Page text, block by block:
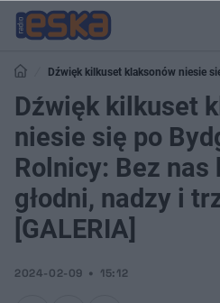
Dźwięk kilkuset klaksonów niesie
będziecie głodni, nadzy i trzeźwi
Dźwięk kilkuset
niesie się po
Rolnicy: Bez nas
głodni, nadzy i
[GALERIA]
2024-02-09 15:12